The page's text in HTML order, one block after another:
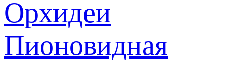
Орхидеи
Пионовидная